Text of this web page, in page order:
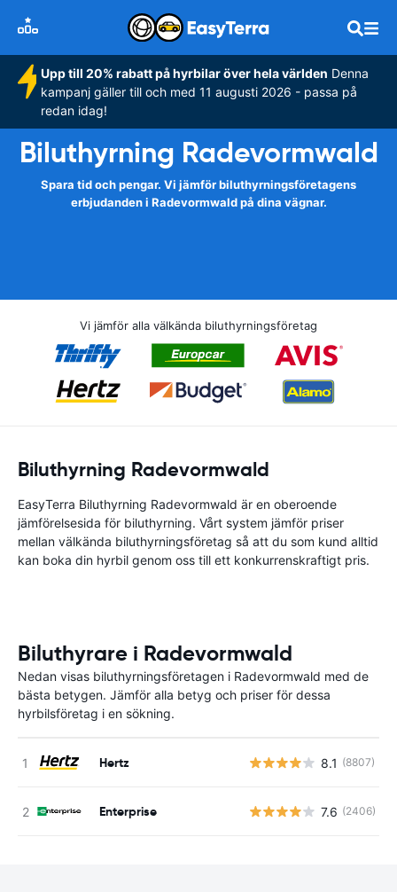
Upp till 20% rabatt på hyrbilar över hela världen Denna
kampanj gäller till och med 11 augusti 2026 - passa på
redan idag!
Biluthyrning Radevormwald
Spara tid och pengar. Vi jämför biluthyrningsföretagens
erbjudanden i Radevormwald på dina vägnar.
Vi jämför alla välkända biluthyrningsföretag
Biluthyrning Radevormwald
EasyTerra Biluthyrning Radevormwald är en oberoende
jämförelsesida för biluthyrning. Vårt system jämför priser
mellan välkända biluthyrningsföretag så att du som kund alltid
kan boka din hyrbil genom oss till ett konkurrenskraftigt pris.
Biluthyrare i Radevormwald
Nedan visas biluthyrningsföretagen i Radevormwald med de
bästa betygen. Jämför alla betyg och priser för dessa
hyrbilsföretag i en sökning.
Hertz 8.1 (8807)
Enterprise 7.6 (2406)